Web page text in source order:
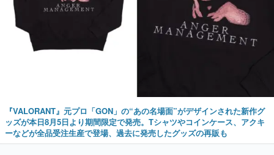
『VALORANT』元プロ「GON」の“あの名場面”がデザインされた新作グ
ッズが本日8月5日より期間限定で発売。Tシャツやコインケース、アクキ
ーなどが全品受注生産で登場、過去に発売したグッズの再販も